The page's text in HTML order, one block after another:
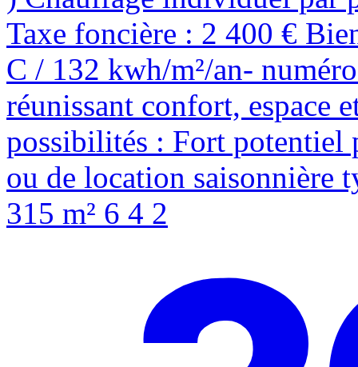
Taxe foncière : 2 400 €
C / 132 kwh/m²/an-
réunissant confort, espace
possibilités : Fort potentiel
ou de location saisonnière
315 m² 6 4 2